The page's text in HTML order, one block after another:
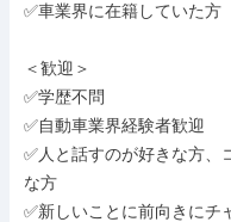
✅車業界に在籍していた方
＜歓迎＞
✅学歴不問
✅自動車業界経験者歓迎
✅人と話すのが好きな方、
な方
✅新しいことに前向きにチ